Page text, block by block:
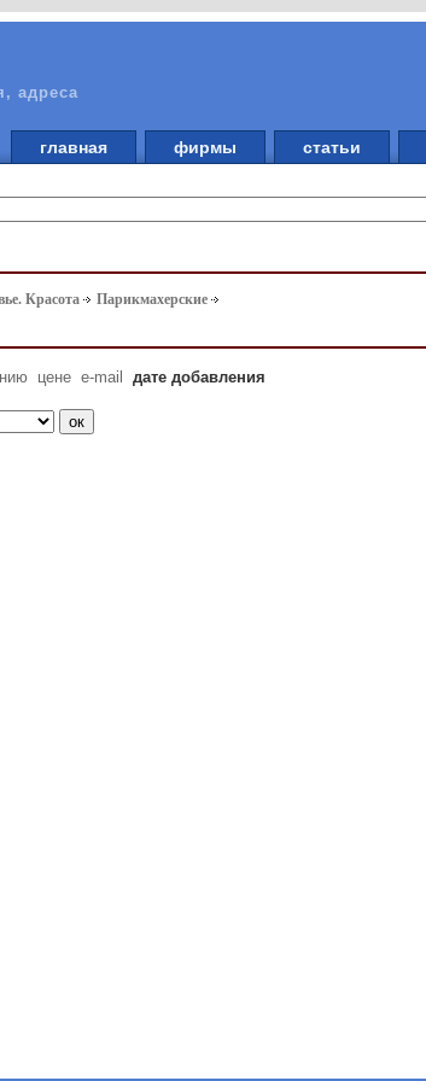
адреса
главная фирмы статьи
Красота Парикмахерские
цене e-mail дате добавления